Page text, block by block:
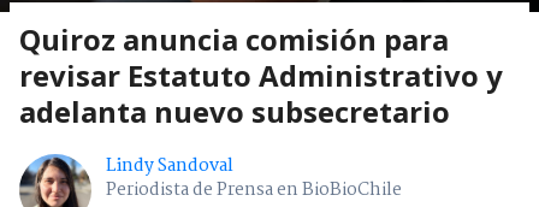
Quiroz anuncia comisión para
revisar Estatuto Administrativo y
adelanta nuevo subsecretario
Lindy Sandoval
Periodista de Prensa en BioBioChile